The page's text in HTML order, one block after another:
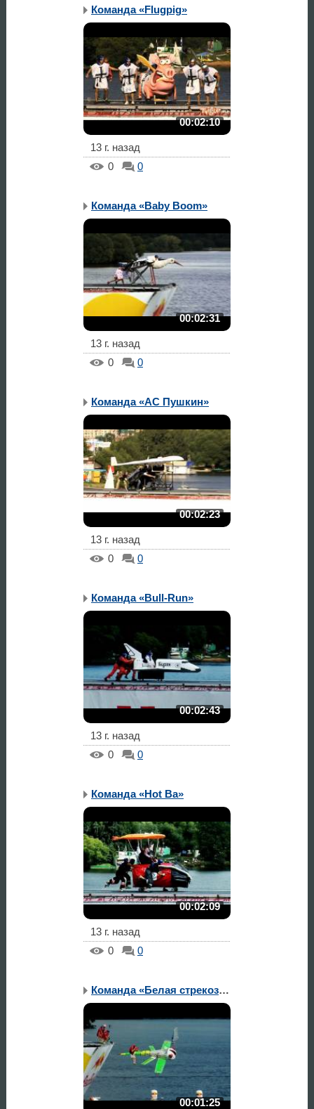
Команда «Flugpig»
00:02:10
13 г. назад
0
0
Команда «Baby Boom»
00:02:31
13 г. назад
0
0
Команда «АС Пушкин»
00:02:23
13 г. назад
0
0
Команда «Bull-Run»
00:02:43
13 г. назад
0
0
Команда «Hot Ba»
00:02:09
13 г. назад
0
0
Команда «Белая стрекоза...
00:01:25